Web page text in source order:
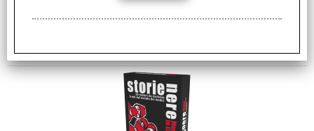
Nera